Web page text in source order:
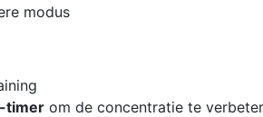
modus
timer om de concentratie te